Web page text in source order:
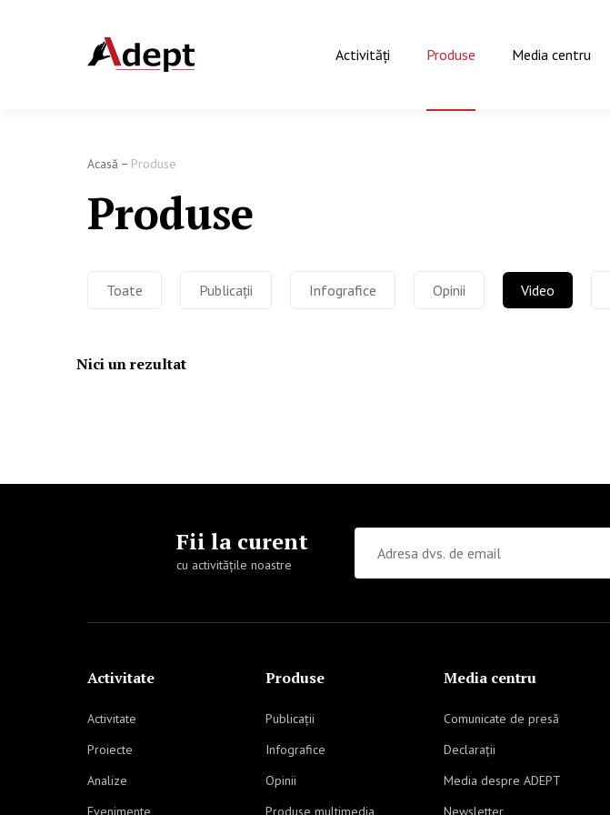
Activităţi Produse Media centru
Acasă Produse
Produse
Toate Publicații Infografice Opinii Video
Nici un rezultat
Fii la curent
cu activitățile noastre
Activitate
Activitate
Proiecte
Analize
Evenimente
Produse
Publicații
Infografice
Opinii
Produse multimedia
Media centru
Comunicate de presă
Declarații
Media despre ADEPT
Newsletter